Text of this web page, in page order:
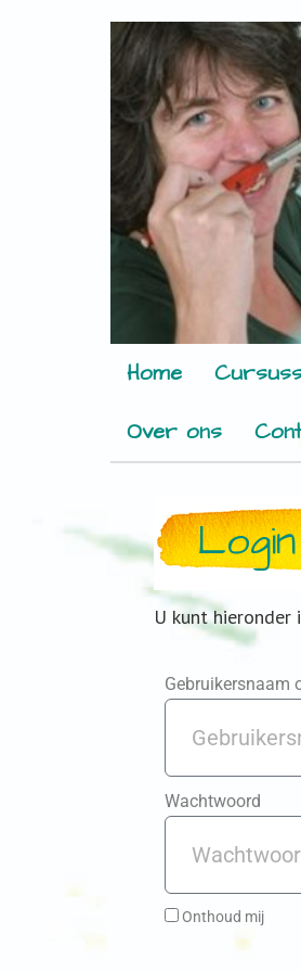
Home
Over ons
Login
U kunt hieronder
Gebruikersnaam
Wachtwoord
Onthoud mij